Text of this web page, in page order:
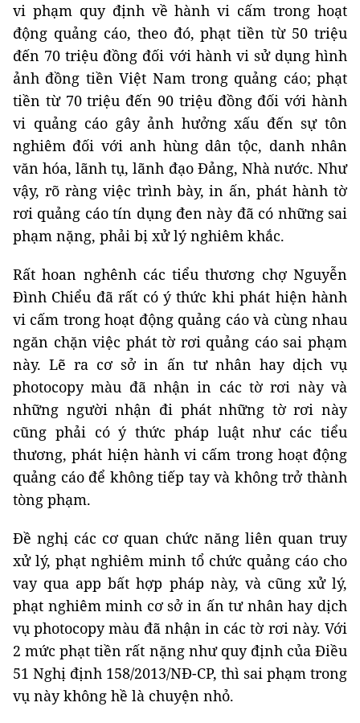
vi phạm quy định về hành vi cấm trong hoạt
động quảng cáo, theo đó, phạt tiền từ 50 triệu
đến 70 triệu đồng đối với hành vi sử dụng hình
ảnh đồng tiền Việt Nam trong quảng cáo; phạt
tiền từ 70 triệu đến 90 triệu đồng đối với hành
vi quảng cáo gây ảnh hưởng xấu đến sự tôn
nghiêm đối với anh hùng dân tộc, danh nhân
văn hóa, lãnh tụ, lãnh đạo Đảng, Nhà nước. Như
vậy, rõ ràng việc trình bày, in ấn, phát hành tờ
rơi quảng cáo tín dụng đen này đã có những sai
phạm nặng, phải bị xử lý nghiêm khắc.
Rất hoan nghênh các tiểu thương chợ Nguyễn
Đình Chiểu đã rất có ý thức khi phát hiện hành
vi cấm trong hoạt động quảng cáo và cùng nhau
ngăn chặn việc phát tờ rơi quảng cáo sai phạm
này. Lẽ ra cơ sở in ấn tư nhân hay dịch vụ
photocopy màu đã nhận in các tờ rơi này và
những người nhận đi phát những tờ rơi này
cũng phải có ý thức pháp luật như các tiểu
thương, phát hiện hành vi cấm trong hoạt động
quảng cáo để không tiếp tay và không trở thành
tòng phạm.
Đề nghị các cơ quan chức năng liên quan truy
xử lý, phạt nghiêm minh tổ chức quảng cáo cho
vay qua app bất hợp pháp này, và cũng xử lý,
phạt nghiêm minh cơ sở in ấn tư nhân hay dịch
vụ photocopy màu đã nhận in các tờ rơi này. Với
2 mức phạt tiền rất nặng như quy định của Điều
51 Nghị định 158/2013/NĐ-CP, thì sai phạm trong
vụ này không hề là chuyện nhỏ.